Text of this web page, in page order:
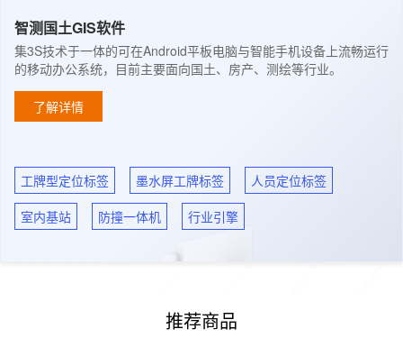
智测国土GIS软件
集3S技术于一体的可在Android平板电脑与智能手机设备上流畅运行
的移动办公系统，目前主要面向国土、房产、测绘等行业。
了解详情
工牌型定位标签 墨水屏工牌标签
人员定位标签
室内基站
防撞一体机 行业引擎
推荐商品